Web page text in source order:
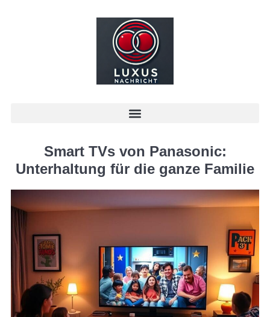
Smart TVs von Panasonic:
Unterhaltung für die ganze Familie